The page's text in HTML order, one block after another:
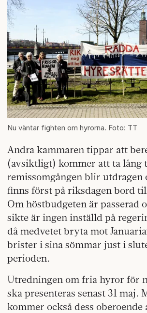
Nu väntar fighten om hyrorna. Foto: TT
Andra kammaren tippar att
(avsiktligt) kommer att ta lång
remissomgången blir utdragen
finns först på riksdagen bord
Om höstbudgeten är passerad
sikte är ingen inställd på
då medvetet bryta mot
brister i sina sömmar just i
perioden.
Utredningen om fria hyror för
ska presenteras senast 31 maj.
kommer också dess oberoende